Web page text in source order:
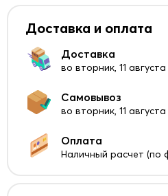
Доставка и оплата
Доставка
во вторник, 11
Самовывоз
во вторник, 11
Оплата
Наличный расчет (по